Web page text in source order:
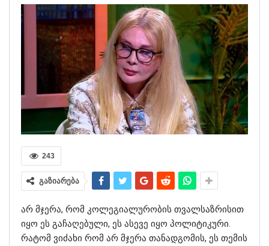
243
გაზიარება
არ მჯერა, რომ კოლეგიალურობის თვალსაზრისით
იყო ეს გაჩაღებული, ეს ასევე იყო პოლიტიკური.
რატომ ვიძახი რომ არ მჯერა თანადგომის, ეს თემის